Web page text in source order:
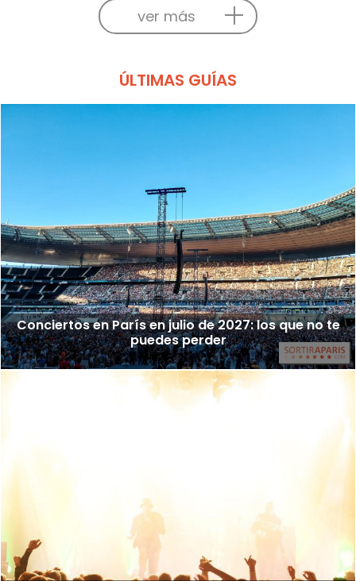
ver más
ÚLTIMAS GUÍAS
Conciertos en París en julio de 2027: los que no te
puedes perder